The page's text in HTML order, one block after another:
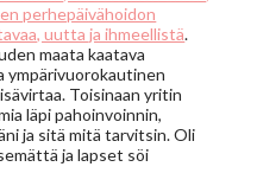
perhepäivähoidon
uutta ja ihmeellistä.
maata kaatava
ympärivuorokautinen
Toisinaan yritin
läpi pahoinvoinnin,
ja sitä mitä tarvitsin. Oli
ja lapset söi